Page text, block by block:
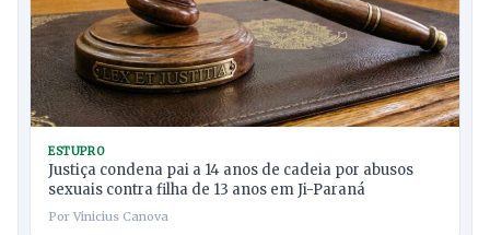
ESTUPRO
Justiça condena pai a 14 anos de cadeia por abusos
sexuais contra filha de 13 anos em Ji-Paraná
Por Vinicius Canova